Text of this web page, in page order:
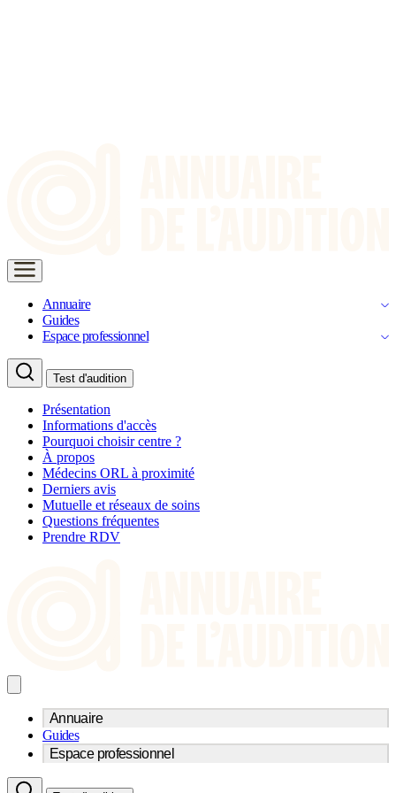
Annuaire
Guides
Espace professionnel
Test d'audition
Présentation
Informations d'accès
Pourquoi choisir centre ?
À propos
Médecins ORL à proximité
Derniers avis
Mutuelle et réseaux de soins
Questions fréquentes
Prendre RDV
Annuaire
Trouvez un professionnel de l'audition
Centre d'audioprothèse
Guides
Espace professionnel
Acteurs et services